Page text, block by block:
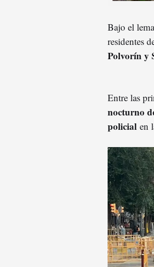
Bajo el
residentes
Polvorín y
Entre las
nocturno
policial en